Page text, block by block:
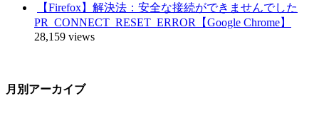
【Firefox】解決法：安全な接続ができませんでした
PR_CONNECT_RESET_ERROR【Google Chrome】
28,159 views
月別アーカイブ